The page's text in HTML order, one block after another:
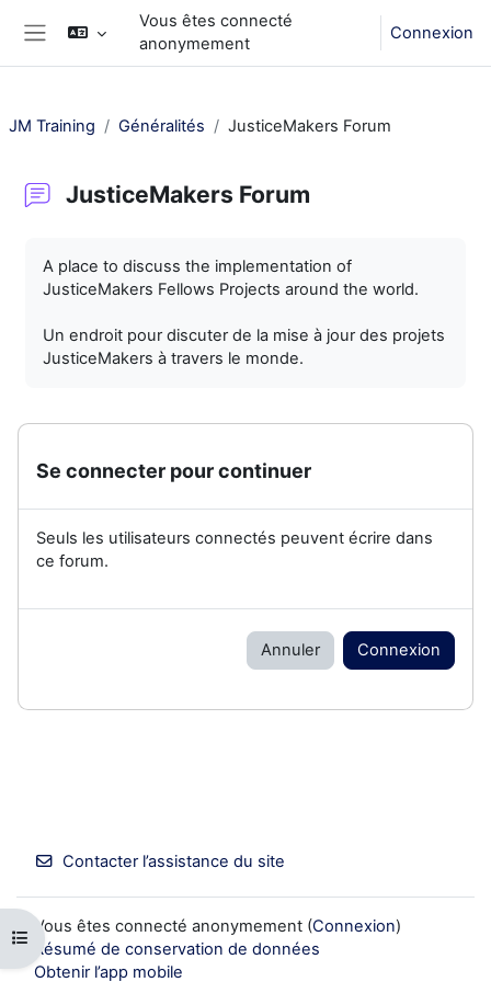
Passer au contenu principal
Panneau latéral
Vous êtes connecté
anonymement
Connexion
Ouvrir l’index du cours
JM Training Généralités JusticeMakers Forum
JusticeMakers Forum
A place to discuss the implementation of
JusticeMakers Fellows Projects around the world.
Un endroit pour discuter de la mise à jour des projets
JusticeMakers à travers le monde.
Se connecter pour continuer
Seuls les utilisateurs connectés peuvent écrire dans
ce forum.
Annuler Connexion
Contacter l’assistance du site
Vous êtes connecté anonymement (Connexion)
Résumé de conservation de données
Obtenir l’app mobile